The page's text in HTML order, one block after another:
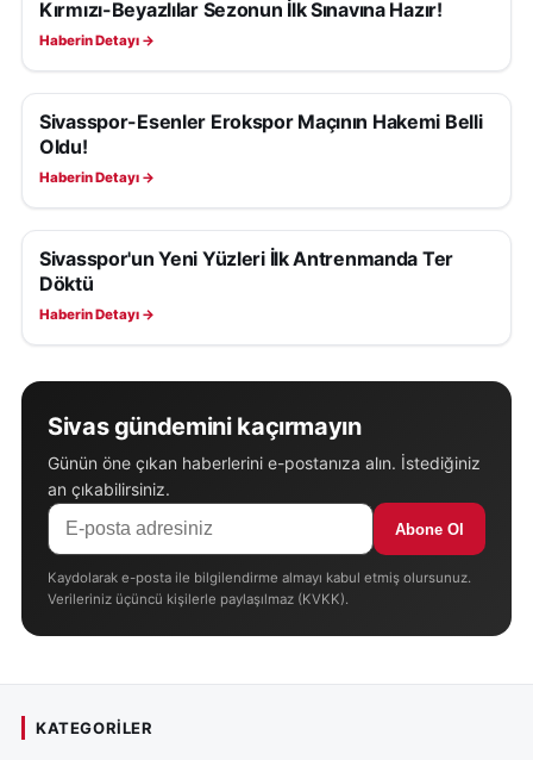
SIVASSPOR HABERLERI
Kırmızı-Beyazlılar Sezonun İlk Sınavına Hazır!
Haberin Detayı →
SIVASSPOR HABERLERI
Sivasspor-Esenler Erokspor Maçının Hakemi Belli
Oldu!
Haberin Detayı →
SIVASSPOR HABERLERI
Sivasspor'un Yeni Yüzleri İlk Antrenmanda Ter
Döktü
Haberin Detayı →
Sivas gündemini kaçırmayın
Günün öne çıkan haberlerini e-postanıza alın. İstediğiniz
an çıkabilirsiniz.
Abone Ol
Kaydolarak e-posta ile bilgilendirme almayı kabul etmiş olursunuz.
Verileriniz üçüncü kişilerle paylaşılmaz (KVKK).
KATEGORILER